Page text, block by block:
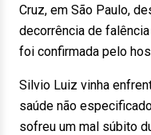
Cruz, em São Paulo,
decorrência de
foi confirmada pelo
Silvio Luiz vinha
saúde não
sofreu um mal súbito